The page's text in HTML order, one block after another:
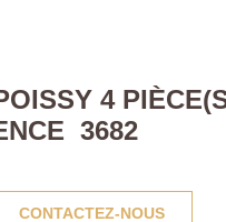
4
3682
CONTACTEZ-NOUS